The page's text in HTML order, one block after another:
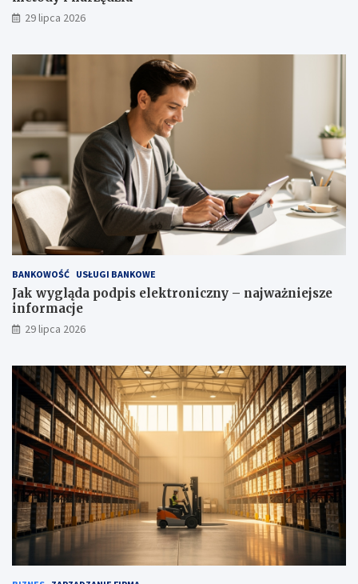
29 lipca 2026
BANKOWOŚĆ USŁUGI BANKOWE
Jak wygląda podpis elektroniczny – najważniejsze
informacje
29 lipca 2026